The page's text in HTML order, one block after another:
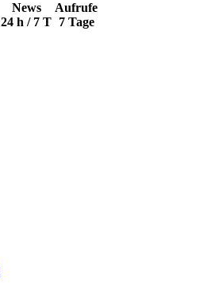
News
24 h / 7 T
Aufrufe
7 Tage